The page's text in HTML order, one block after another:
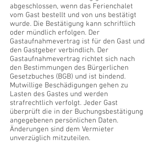
abgeschlossen, wenn das Ferienchalet
vom Gast bestellt und von uns bestätigt
wurde. Die Bestätigung kann schriftlich
oder mündlich erfolgen. Der
Gastaufnahmevertrag ist für den Gast und
den Gastgeber verbindlich. Der
Gastaufnahmevertrag richtet sich nach
den Bestimmungen des Bürgerlichen
Gesetzbuches (BGB) und ist bindend.
Mutwillige Beschädigungen gehen zu
Lasten des Gastes und werden
strafrechtlich verfolgt. Jeder Gast
überprüft die in der Buchungsbestätigung
angegebenen persönlichen Daten.
Änderungen sind dem Vermieter
unverzüglich mitzuteilen.